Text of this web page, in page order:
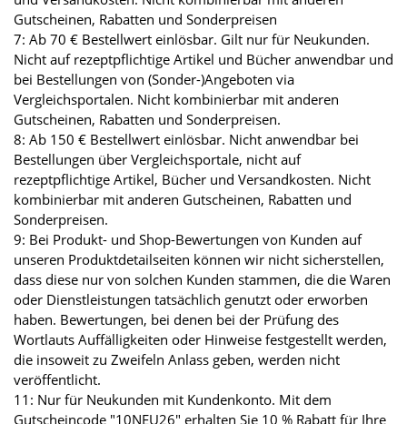
Gutscheinen, Rabatten und Sonderpreisen
7: Ab 70 € Bestellwert einlösbar. Gilt nur für Neukunden.
Nicht auf rezeptpflichtige Artikel und Bücher anwendbar und
bei Bestellungen von (Sonder-)Angeboten via
Vergleichsportalen. Nicht kombinierbar mit anderen
Gutscheinen, Rabatten und Sonderpreisen.
8: Ab 150 € Bestellwert einlösbar. Nicht anwendbar bei
Bestellungen über Vergleichsportale, nicht auf
rezeptpflichtige Artikel, Bücher und Versandkosten. Nicht
kombinierbar mit anderen Gutscheinen, Rabatten und
Sonderpreisen.
9: Bei Produkt- und Shop-Bewertungen von Kunden auf
unseren Produktdetailseiten können wir nicht sicherstellen,
dass diese nur von solchen Kunden stammen, die die Waren
oder Dienstleistungen tatsächlich genutzt oder erworben
haben. Bewertungen, bei denen bei der Prüfung des
Wortlauts Auffälligkeiten oder Hinweise festgestellt werden,
die insoweit zu Zweifeln Anlass geben, werden nicht
veröffentlicht.
11: Nur für Neukunden mit Kundenkonto. Mit dem
Gutscheincode "10NEU26" erhalten Sie 10 % Rabatt für Ihre